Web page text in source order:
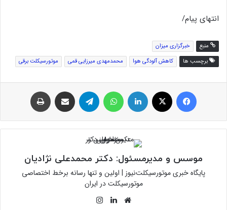
انتهای پیام/
منبع
خبرگزاری میزان
برچسب ها
کاهش آلودگی هوا محمدمهدی میرزایی قمی موتورسیکلت برقی
فیس بوک لینکدین تلگرام اشتراک گذاری از طریق ایمیل
موسس و مدیرمسئول: دکتر محمدعلی نژادیان
پایگاه خبری موتورسیکلت‌نیوز | اولین و تنها رسانه برخط اختصاصی
موتورسیکلت در ایران
وبسایتلینکدین